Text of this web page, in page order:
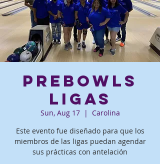
PreBowls
ligas
Sun, Aug 17
  |
Carolina
Este evento fue diseñado para que los
miembros de las ligas puedan agendar
sus prácticas con antelación